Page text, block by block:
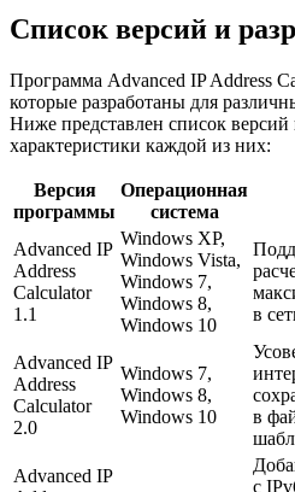
Список версий и
Программа Advanced IP Address
которые разработаны для
Ниже представлен список
характеристики каждой из них:
Версия
программы
Операционная
система
Advanced IP
Address
Calculator
1.1
Windows XP,
Windows Vista,
Windows 7,
Windows 8,
Windows 10
в
Advanced IP
Address
Calculator
2.0
Windows 7,
Windows 8,
Windows 10
в
Advanced IP
с